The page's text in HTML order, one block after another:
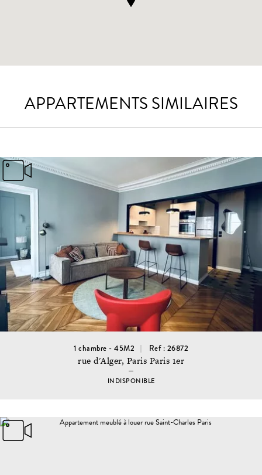
APPARTEMENTS SIMILAIRES
1 chambre - 45M2 Ref : 26872
rue d'Alger, Paris Paris 1er
INDISPONIBLE